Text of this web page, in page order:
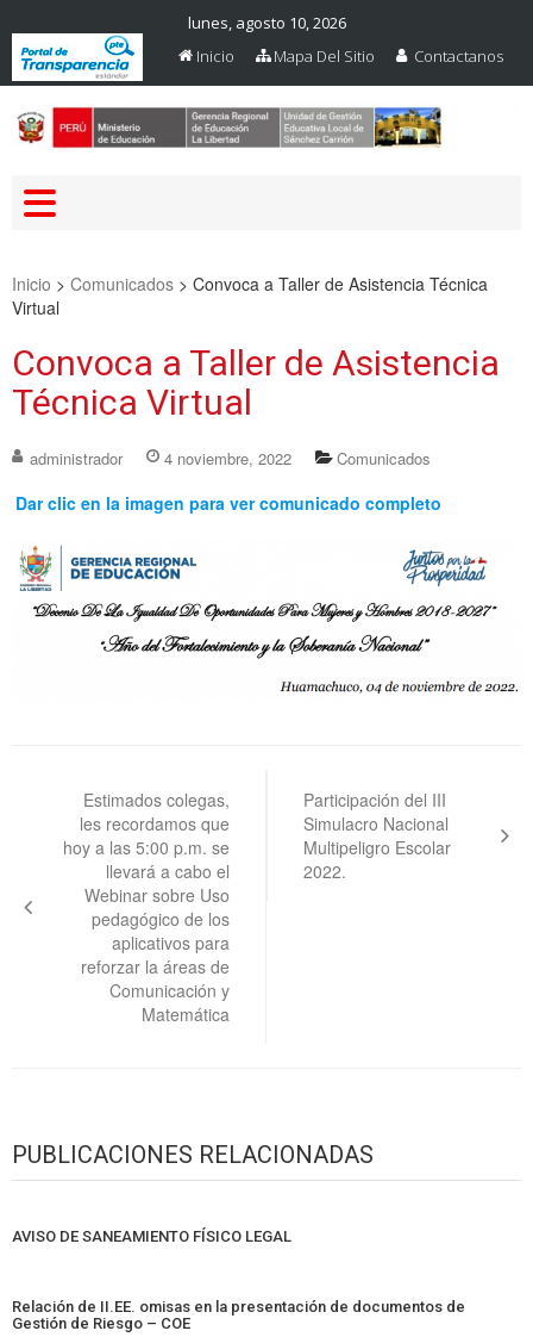
lunes, agosto 10, 2026
Inicio
Mapa Del Sitio Contactanos
Inicio > Comunicados > Convoca a Taller de Asistencia Técnica
Virtual
Convoca a Taller de Asistencia
Técnica Virtual
administrador 4 noviembre, 2022 Comunicados
Dar clic en la imagen para ver comunicado completo
entradas
Estimados colegas,
les recordamos que
hoy a las 5:00 p.m. se
llevará a cabo el
Webinar sobre Uso
pedagógico de los
aplicativos para
reforzar la áreas de
Comunicación y
Matemática
Participación del III
Simulacro Nacional
Multipeligro Escolar
2022.
PUBLICACIONES RELACIONADAS
AVISO DE SANEAMIENTO FÍSICO LEGAL
Relación de II.EE. omisas en la presentación de documentos de
Gestión de Riesgo – COE